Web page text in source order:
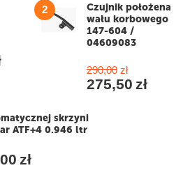
2
Czujnik położena
wału korbowego
147-604 /
04609083
290,00 zł
275,50 zł
skrzyni
ATF+4 0.946 ltr
zł